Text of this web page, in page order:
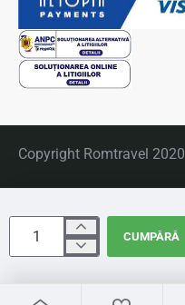
CUMPĂRĂ
Copyright Romtravel 2020